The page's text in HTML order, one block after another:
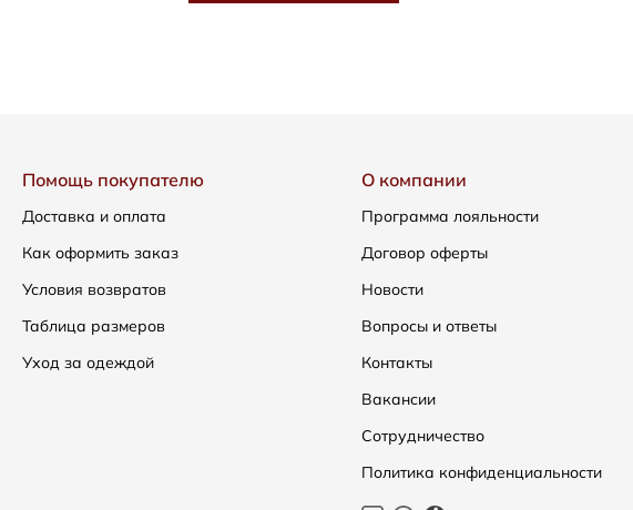
Помощь покупателю
Доставка и оплата
Как оформить заказ
Условия возвратов
Таблица размеров
Уход за одеждой
О компании
Программа лояльности
Договор оферты
Новости
Вопросы и ответы
Контакты
Вакансии
Сотрудничество
Политика конфиденциальности